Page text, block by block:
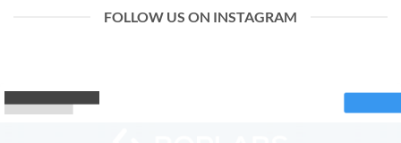
FOLLOW US ON INSTAGRAM